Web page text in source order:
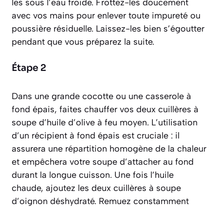
les sous l’eau froide. Frottez-les doucement
avec vos mains pour enlever toute impureté ou
poussière résiduelle. Laissez-les bien s’égoutter
pendant que vous préparez la suite.
Étape 2
Dans une grande cocotte ou une casserole à
fond épais, faites chauffer vos deux cuillères à
soupe d’huile d’olive à feu moyen. L’utilisation
d’un récipient à fond épais est cruciale : il
assurera une répartition homogène de la chaleur
et empêchera votre soupe d’attacher au fond
durant la longue cuisson. Une fois l’huile
chaude, ajoutez les deux cuillères à soupe
d’oignon déshydraté. Remuez constamment